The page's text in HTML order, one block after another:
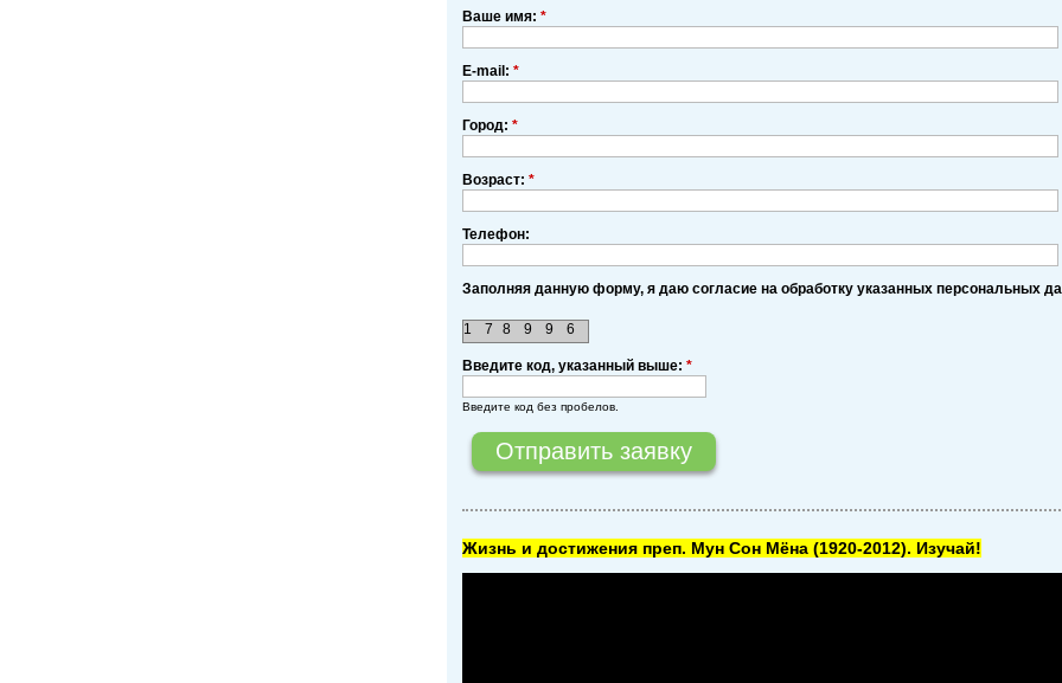
Ваше имя: *
E-mail: *
Город: *
Возраст: *
Телефон:
Заполняя данную форму, я даю согласие на обработку указанных персональных
7 8
1 6
9
9
Введите код, указанный выше: *
Введите код без пробелов.
Жизнь и достижения преп. Мун Сон Мёна (1920-2012). Изучай!